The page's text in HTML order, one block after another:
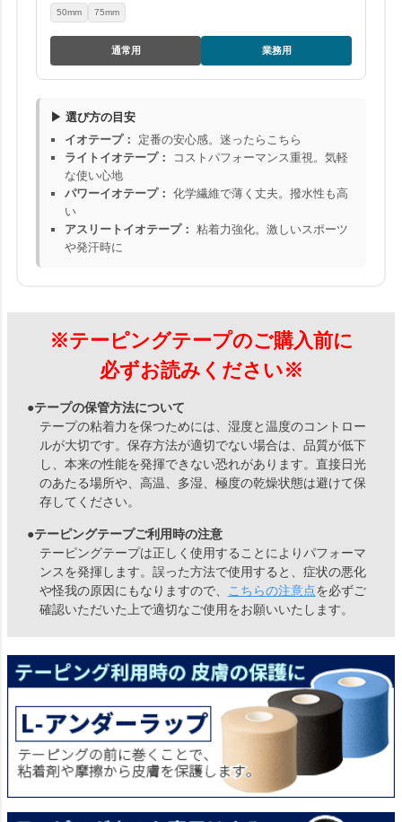
50mm 75mm
通常用 業務用
▶ 選び方の目安
イオテープ：
定番の安心感。迷ったらこちら
ライトイオテープ：
コストパフォーマンス重視。気軽
な使い心地
パワーイオテープ： 化学繊維で薄く丈夫。撥水性も高
い
アスリートイオテープ： 粘着力強化。激しいスポーツ
や発汗時に
※テーピングテープのご購入前に
必ずお読みください※
●テープの保管方法について
テープの粘着力を保つためには、湿度と温度のコントロー
ルが大切です。保存方法が適切でない場合は、品質が低下
し、本来の性能を発揮できない恐れがあります。直接日光
のあたる場所や、高温、多湿、極度の乾燥状態は避けて保
存してください。
●テーピングテープご利用時の注意
テーピングテープは正しく使用することによりパフォーマ
ンスを発揮します。誤った方法で使用すると、症状の悪化
や怪我の原因にもなりますので、
こちらの注意点を必ずご
確認いただいた上で適切なご使用をお願いいたします。